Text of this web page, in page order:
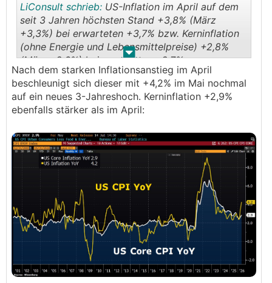
. .
LiConsult schrieb: US-Inflation im April auf dem
seit 3 Jahren höchsten Stand +3,8% (März
+3,3%) bei erwarteten +3,7% bzw. Kerninflation
(ohne Energie und Lebensmittelpreise) +2,8%
(März +2,6%) bei erwarteten +2,7%.
Nach dem starken Inflationsanstieg im April
beschleunigt sich dieser mit +4,2% im Mai nochmal
auf ein neues 3-Jahreshoch. Kerninflation +2,9%
ebenfalls stärker als im April: